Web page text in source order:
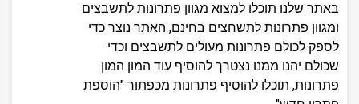
באתר שלנו תוכלו למצוא מגוון פתרונות לתשבצים
ומגוון פתרונות לתשחצים בחינם, האתר נוצר כדי
לספק לכולם פתרונות מעולים לתשבצים וכדי
שכולם יהנו ממנו נצטרך להוסיף עוד המון המון
פתרונות, תוכלו להוסיף פתרונות מכפתור "הוספת